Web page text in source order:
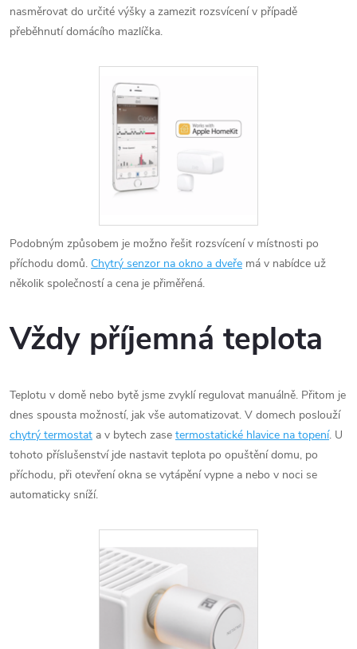
nasměrovat do určité výšky a zamezit rozsvícení v případě
přeběhnutí domácího mazlíčka.
Podobným způsobem je možno řešit rozsvícení v místnosti po
příchodu domů. Chytrý senzor na okno a dveře má v nabídce už
několik společností a cena je přiměřená.
Vždy příjemná teplota
Teplotu v domě nebo bytě jsme zvyklí regulovat manuálně. Přitom je
dnes spousta možností, jak vše automatizovat. V domech poslouží
chytrý termostat a v bytech zase termostatické hlavice na topení. U
tohoto příslušenství jde nastavit teplota po opuštění domu, po
příchodu, při otevření okna se vytápění vypne a nebo v noci se
automaticky sníží.